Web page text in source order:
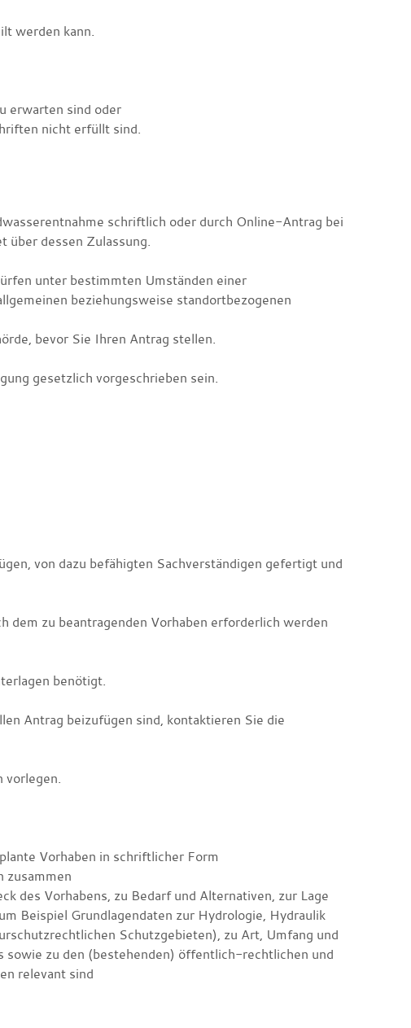
werden kann.
erwarten sind oder
nicht erfüllt sind.
schriftlich oder durch Online-Antrag bei
über dessen Zulassung.
unter bestimmten Umständen einer
beziehungsweise standortbezogenen
bevor Sie Ihren Antrag stellen.
gesetzlich vorgeschrieben sein.
von dazu befähigten Sachverständigen gefertigt und
dem zu beantragenden Vorhaben erforderlich werden
benötigt.
Antrag beizufügen sind, kontaktieren Sie die
vorlegen.
Vorhaben in schriftlicher Form
zusammen
des Vorhabens, zu Bedarf und Alternativen, zur Lage
Beispiel Grundlagendaten zur Hydrologie, Hydraulik
Schutzgebieten), zu Art, Umfang und
sowie zu den (bestehenden) öffentlich-rechtlichen und
relevant sind